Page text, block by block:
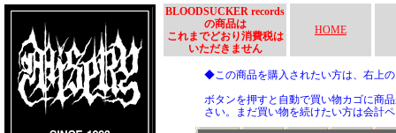
BLOODSUCKER records
の商品は
これまでどおり消費税は
いただきません
HOME
◆この商品を購入されたい方は、右上
ボタンを押すと自動で買い物カゴに商
さい。まだ買い物を続けたい方は会計